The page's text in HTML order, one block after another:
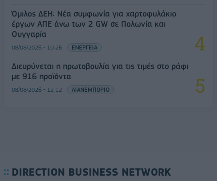
Όμιλος ΔΕΗ: Νέα συμφωνία για χαρτοφυλάκιο
έργων ΑΠΕ άνω των 2 GW σε Πολωνία και
Ουγγαρία
08/08/2026 - 10:26 ΕΝΕΡΓΕΙΑ
Διευρύνεται η πρωτοβουλία για τις τιμές στο ράφι
με 916 προϊόντα
08/08/2026 - 12:12 ΛΙΑΝΕΜΠΟΡΙΟ
DIRECTION BUSINESS NETWORK